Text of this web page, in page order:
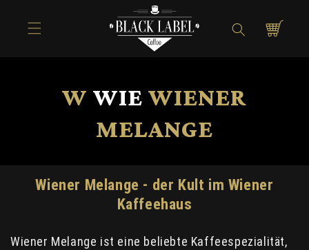
Inhalt
Warenkorb
W WIE WIENER
MELANGE
Wiener Melange - der Kult im Wiener
Kaffeehaus
Wiener Melange ist eine beliebte Kaffeespezialität,